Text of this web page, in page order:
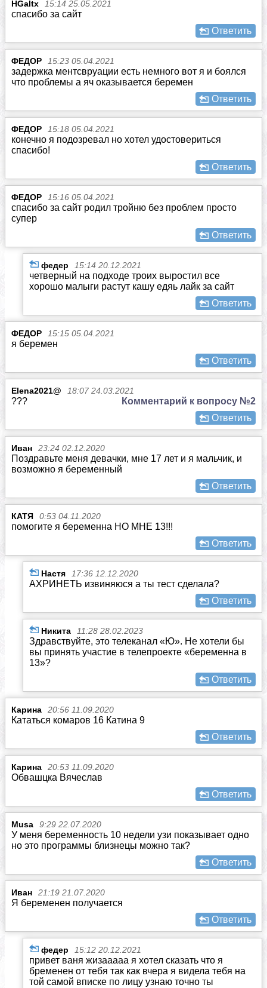
HGaltx 15:14 25.05.2021
спасибо за сайт
Ответить
ФЕДОР 15:23 05.04.2021
задержка ментсвруации есть немного вот я и боялся
что проблемы а яч оказывается беремен
Ответить
ФЕДОР 15:18 05.04.2021
конечно я подозревал но хотел удостовериться
спасибо!
Ответить
ФЕДОР 15:16 05.04.2021
спасибо за сайт родил тройню без проблем просто
супер
Ответить
федер 15:14 20.12.2021
четверный на подходе троих выростил все
хорошо малыги растут кашу едяь лайк за сайт
Ответить
ФЕДОР 15:15 05.04.2021
я беремен
Ответить
Elena2021@ 18:07 24.03.2021
Комментарий к вопросу №2
???
Ответить
Иван 23:24 02.12.2020
Поздравьте меня девачки, мне 17 лет и я мальчик, и
возможно я беременный
Ответить
КАТЯ 0:53 04.11.2020
помогите я беременна НО МНЕ 13!!!
Ответить
Настя 17:36 12.12.2020
АХРИНЕТЬ извиняюся а ты тест сделала?
Ответить
Никита 11:28 28.02.2023
Здравствуйте, это телеканал «Ю». Не хотели бы
вы принять участие в телепроекте «беременна в
13»?
Ответить
Карина 20:56 11.09.2020
Кататься комаров 16 Катина 9
Ответить
Карина 20:53 11.09.2020
Обвашцка Вячеслав
Ответить
Musa 9:29 22.07.2020
У меня беременность 10 недели узи показывает одно
но это программы близнецы можно так?
Ответить
Иван 21:19 21.07.2020
Я беременен получается
Ответить
федер 15:12 20.12.2021
привет ваня жизааааа я хотел сказать что я
бременен от тебя так как вчера я видела тебя на
той самой вписке по лицу узнаю точно ты